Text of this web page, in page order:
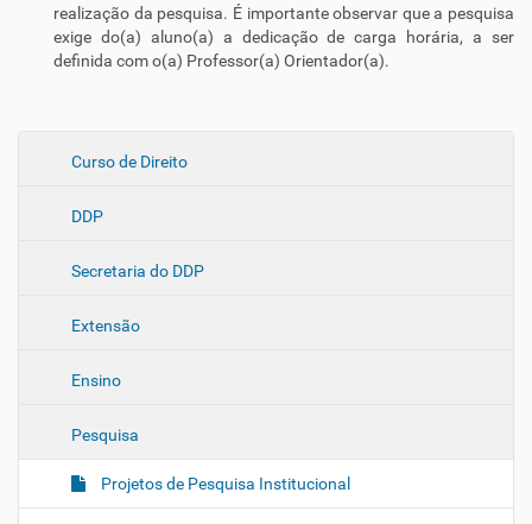
Curso de Direito
DDP
Secretaria do DDP
Extensão
Ensino
Pesquisa
Projetos de Pesquisa Institucional
realização da pesquisa. É importante observar que a pesquisa
exige do(a) aluno(a) a dedicação de carga horária, a ser
definida com o(a) Professor(a) Orientador(a).